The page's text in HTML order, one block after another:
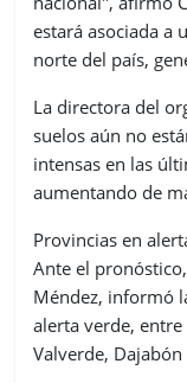
estará asociada a
norte del país,
La directora del
suelos aún no
intensas en las
aumentando de
Provincias en
Ante el
Méndez, informó
alerta verde,
Valverde,